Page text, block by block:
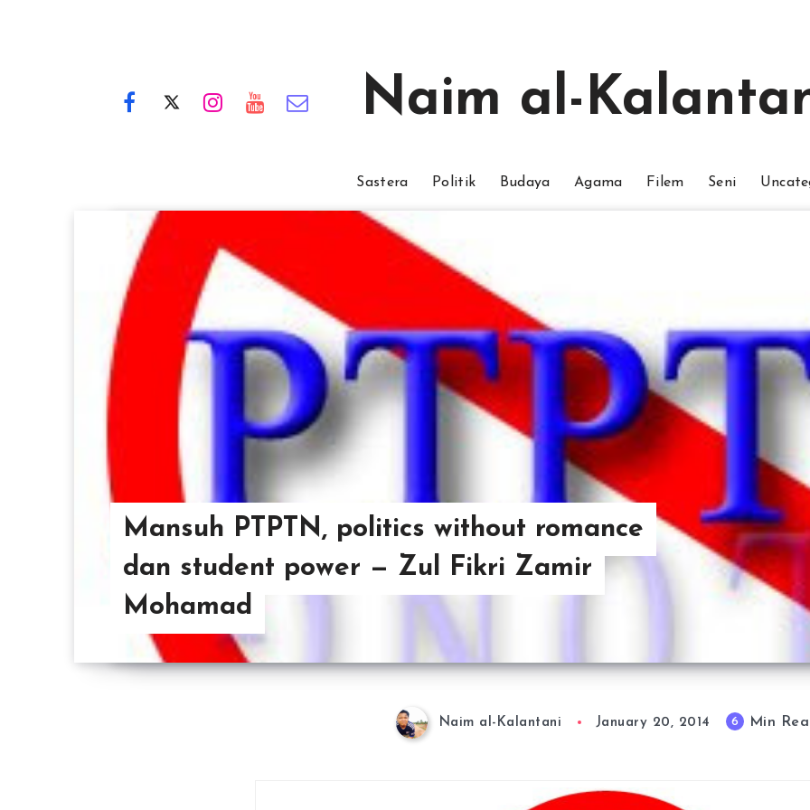
Naim al-
Sastera Politik Budaya Agama Filem Seni
Mansuh PTPTN, politics without romance
dan student power — Zul Fikri Zamir
Mohamad
Naim al-Kalantani January 20, 2014 6 Min